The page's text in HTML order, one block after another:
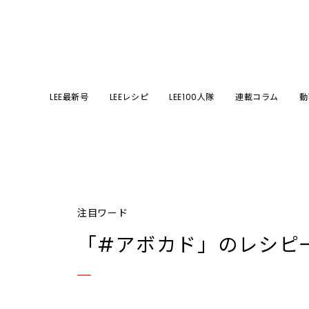
LEE最新号 LEEレシピ LEE100人隊 連載コラム
注目ワード
「#アボカド」 のレシピ